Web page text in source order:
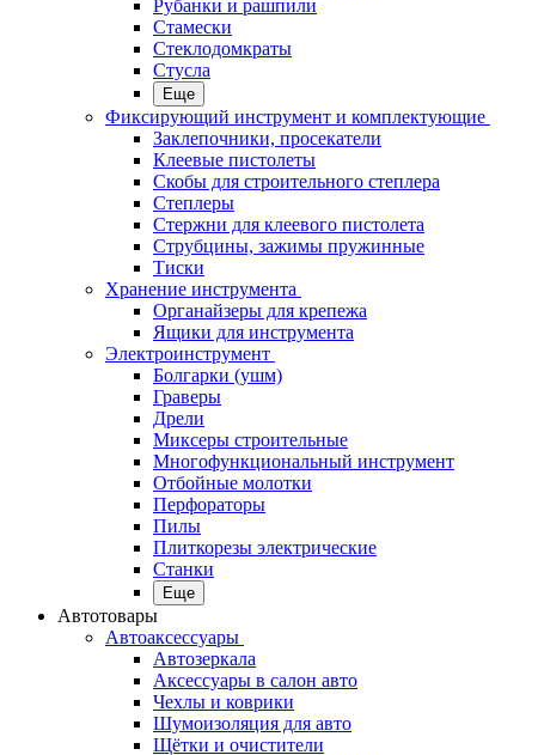
Рубанки и рашпили
Стамески
Стеклодомкраты
Стусла
Еще
Фиксирующий инструмент и комплектующие
Заклепочники, просекатели
Клеевые пистолеты
Скобы для строительного степлера
Степлеры
Стержни для клеевого пистолета
Струбцины, зажимы пружинные
Тиски
Хранение инструмента
Органайзеры для крепежа
Ящики для инструмента
Электроинструмент
Болгарки (ушм)
Граверы
Дрели
Миксеры строительные
Многофункциональный инструмент
Отбойные молотки
Перфораторы
Пилы
Плиткорезы электрические
Станки
Еще
Автотовары
Автоаксессуары
Автозеркала
Аксессуары в салон авто
Чехлы и коврики
Шумоизоляция для авто
Щётки и очистители